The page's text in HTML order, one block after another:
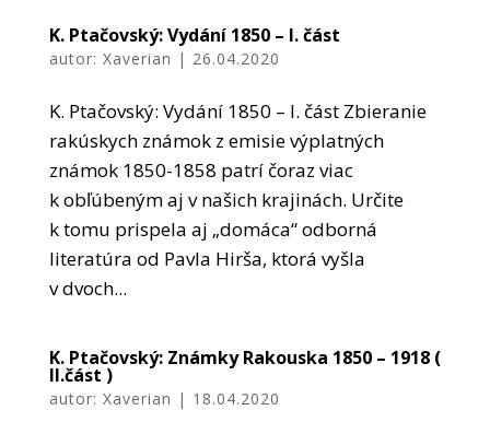
K. Ptačovský: Vydání 1850 – I. část
autor: Xaverian | 26.04.2020
K. Ptačovský: Vydání 1850 – I. část Zbieranie
rakúskych známok z emisie výplatných
známok 1850-1858 patrí čoraz viac
k obľúbeným aj v našich krajinách. Určite
k tomu prispela aj „domáca“ odborná
literatúra od Pavla Hirša, ktorá vyšla
v dvoch...
K. Ptačovský: Známky Rakouska 1850 – 1918 (
II.část )
autor: Xaverian | 18.04.2020